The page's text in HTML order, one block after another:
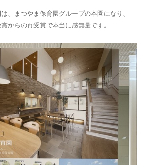
、まつやま保育園グループの本園になり、
からの再受賞で本当に感無量です。